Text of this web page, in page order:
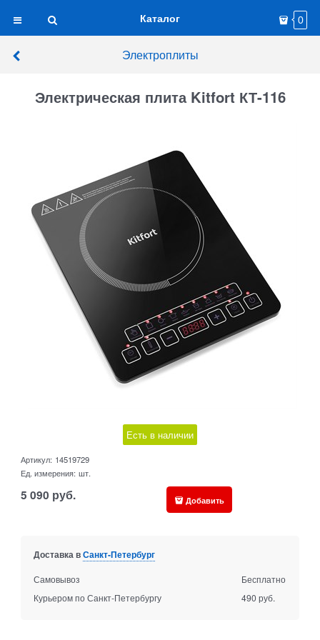
Каталог 0
Электроплиты
Электрическая плита Kitfort КТ-116
Есть в наличии
Артикул: 14519729
Ед. измерения: шт.
5 090 руб. Добавить
Доставка вСанкт-Петербург
Самовывоз
Бесплатно
Курьером по Санкт-Петербургу
490 руб.